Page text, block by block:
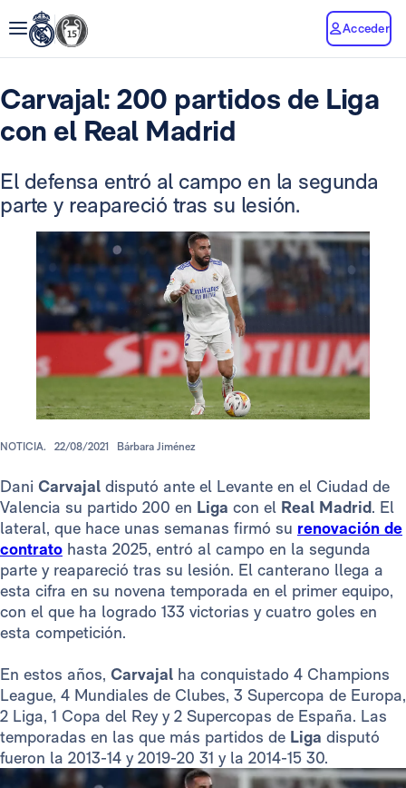
Acceder
Carvajal: 200 partidos de Liga
con el Real Madrid
El defensa entró al campo en la segunda
parte y reapareció tras su lesión.
NOTICIA. 22/08/2021 Bárbara Jiménez
Dani Carvajal disputó ante el Levante en el Ciudad de
Valencia su partido 200 en Liga con el Real Madrid. El
lateral, que hace unas semanas firmó su renovación de
contrato hasta 2025, entró al campo en la segunda
parte y reapareció tras su lesión. El canterano llega a
esta cifra en su novena temporada en el primer equipo,
con el que ha logrado 133 victorias y cuatro goles en
esta competición.
En estos años, Carvajal ha conquistado 4 Champions
League, 4 Mundiales de Clubes, 3 Supercopa de Europa,
2 Liga, 1 Copa del Rey y 2 Supercopas de España. Las
temporadas en las que más partidos de Liga disputó
fueron la 2013-14 y 2019-20 31 y la 2014-15 30.